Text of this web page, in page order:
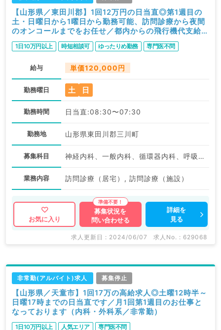
【山形県／東田川郡】1回12万円の日当直◎第1週目の
土・日曜日から1曜日から勤務可能、訪問診療から夜間
のオンコールまでをお任せ／都内からの飛行機代支給可
能（内科系／非常勤）
1日10万円以上 時短相談可 ゆったりめ勤務 専門医不問
給与 単価120,000円
勤務曜日 土 日
勤務時間 日当直:08:30〜07:30
勤務地 山形県東田川郡三川町
募集科目 神経内科、一般内科、循環器内科、呼吸器内科、消化器内科、内分泌・代謝内科、腎臓内科、老年内科、血液内科、外科系全般、一般外科、膠原病科
業務内容 訪問診療（居宅）, 訪問診療（施設）
お気に入り
募集状況を
問い合わせる
詳細を
見る
求人更新日 : 2024/06/07 求人No. : 629068
非常勤(アルバイト)求人 募集停止
【山形県／天童市】1回17万の高給求人◎土曜12時半～
日曜17時までの日当直です／月1回第1週目のお仕事と
なっております（内科・外科系／非常勤）
1日10万円以上 人気エリア 専門医不問